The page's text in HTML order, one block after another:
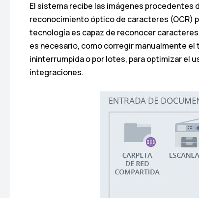
El sistema recibe las imágenes
reconocimiento óptico de caracteres (OCR)
tecnología es capaz de reconocer
es necesario, como corregir manualmente
ininterrumpida o por lotes, para optimizar el
integraciones.